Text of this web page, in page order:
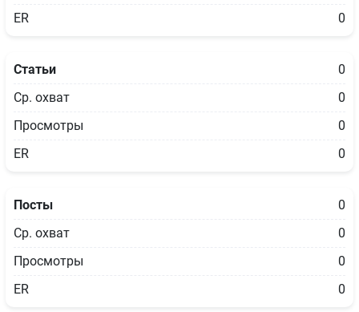
ER
0
Статьи
0
Ср. охват
0
Просмотры
0
ER
0
Посты
0
Ср. охват
0
Просмотры
0
ER
0